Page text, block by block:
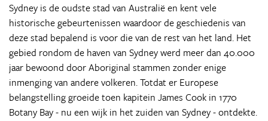
Sydney is de oudste stad van Australië en kent vele
historische gebeurtenissen waardoor de geschiedenis van
deze stad bepalend is voor die van de rest van het land. Het
gebied rondom de haven van Sydney werd meer dan 40.000
jaar bewoond door Aboriginal stammen zonder enige
inmenging van andere volkeren. Totdat er Europese
belangstelling groeide toen kapitein James Cook in 1770
Botany Bay - nu een wijk in het zuiden van Sydney - ontdekte.